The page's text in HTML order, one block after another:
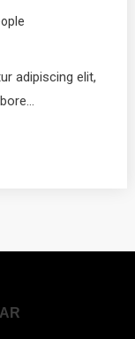
adipiscing elit,